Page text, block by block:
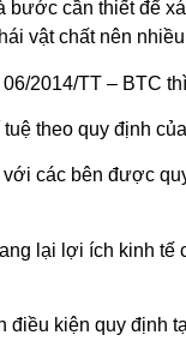
bước cần thiết để
vật chất nên
2014/TT – BTC
theo quy định
các bên được
lại lợi ích kinh tế
điều kiện quy định